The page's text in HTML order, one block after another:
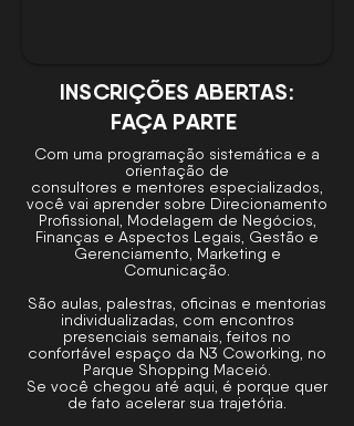
INSCRIÇÕES ABERTAS:
FAÇA PARTE
Com uma programação sistemática e a
orientação de
consultores e mentores especializados,
você vai aprender sobre Direcionamento
Profissional, Modelagem de Negócios,
Finanças e Aspectos Legais, Gestão e
Gerenciamento, Marketing e
Comunicação.
São aulas, palestras, oficinas e mentorias
individualizadas, com encontros
presenciais semanais, feitos no
confortável espaço da N3 Coworking, no
Parque Shopping Maceió.
Se você chegou até aqui, é porque quer
de fato acelerar sua trajetória.